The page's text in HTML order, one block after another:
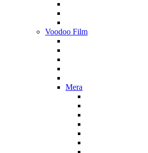
Voodoo Film
Mera